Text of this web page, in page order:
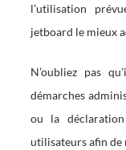
l’utilisation
jetboard le mieux
N’oubliez pas
démarches
ou la déclaration
utilisateurs afin de